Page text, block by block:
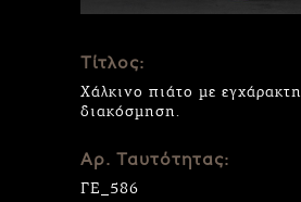
Τίτλος:
Χάλκινο πιάτο με εγχάρακτη
διακόσμηση.
Αρ. Ταυτότητας:
ΓΕ_586